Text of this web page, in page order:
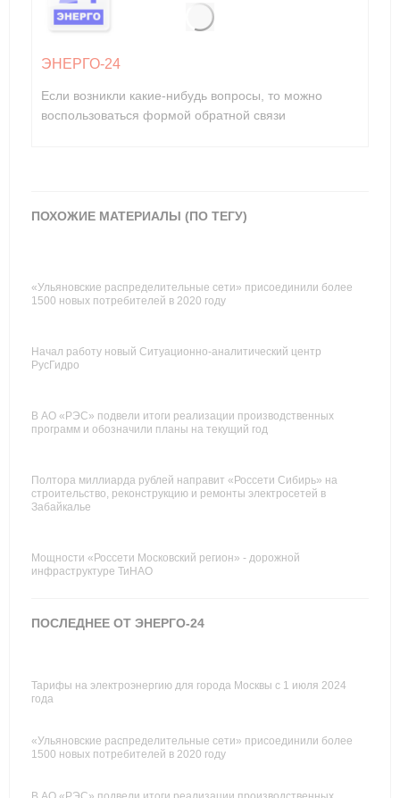
ЭНЕРГО-24
Если возникли какие-нибудь вопросы, то можно
воспользоваться формой обратной связи
ПОХОЖИЕ МАТЕРИАЛЫ (ПО ТЕГУ)
«Ульяновские распределительные сети» присоединили более
1500 новых потребителей в 2020 году
Начал работу новый Ситуационно-аналитический центр
РусГидро
В АО «РЭС» подвели итоги реализации производственных
программ и обозначили планы на текущий год
Полтора миллиарда рублей направит «Россети Сибирь» на
строительство, реконструкцию и ремонты электросетей в
Забайкалье
Мощности «Россети Московский регион» - дорожной
инфраструктуре ТиНАО
ПОСЛЕДНЕЕ ОТ ЭНЕРГО-24
Тарифы на электроэнергию для города Москвы с 1 июля 2024
года
«Ульяновские распределительные сети» присоединили более
1500 новых потребителей в 2020 году